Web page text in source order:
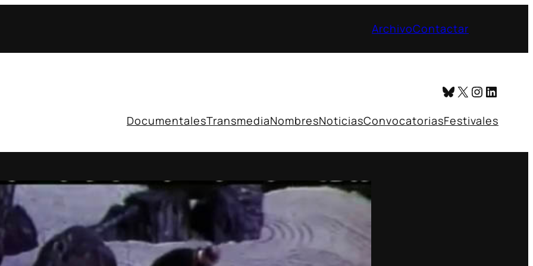
ArchivoContactar
Bluesky
X
DocumentalesTransmediaNombresNoticiasConvocatoriasFestivales